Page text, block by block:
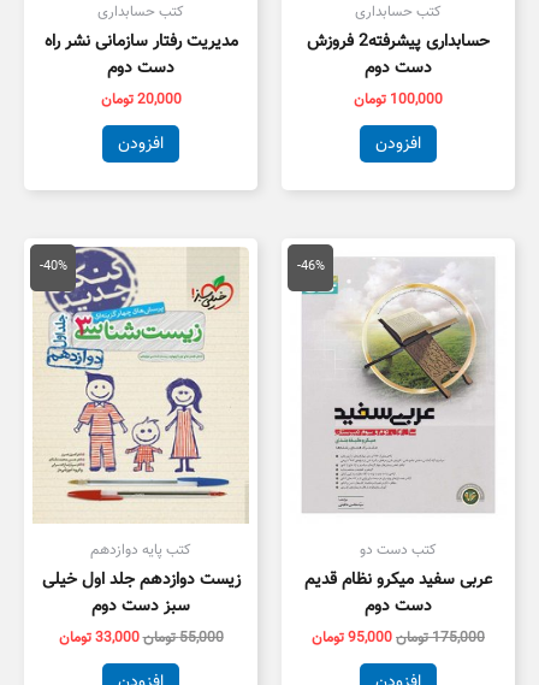
کتب حسابداری
حسابداری پیشرفته2 فروزش
دست دوم
100,000 تومان
افزودن
کتب حسابداری
مدیریت رفتار سازمانی نشر راه
دست دوم
20,000تومان
افزودن
-46%
کتب دست دو
عربی سفید میکرو نظام قدیم
دست دوم
175,000تومان
اصلی
175,000 تومان
بود.
95,000تومان
قیمت
فعلی
95,000 تومان
-40%
کتب پایه دوازدهم
زیست دوازدهم جلد اول خیلی
سبز دست دوم
55,000تومان
قیمت
اصلی
55,000 تومان
بود.
33,000تومان
قیمت
فعلی
است.